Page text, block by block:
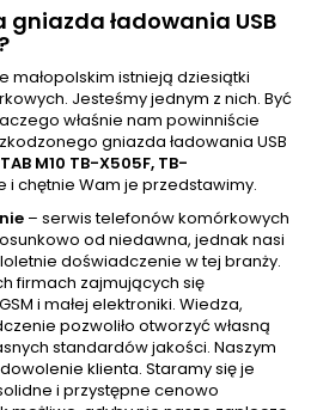
ładowania USB
małopolskim istnieją dziesiątki
Jesteśmy jednym z nich. Być
właśnie nam powinniście
gniazda ładowania USB
M10 TB-X505F, TB-
i chętnie Wam je przedstawimy.
– serwis telefonów komórkowych
od niedawna, jednak nasi
doświadczenie w tej branży.
firmach zajmujących się
i małej elektroniki. Wiedza,
pozwoliło otworzyć własną
standardów jakości. Naszym
klienta. Staramy się je
i przystępne cenowo